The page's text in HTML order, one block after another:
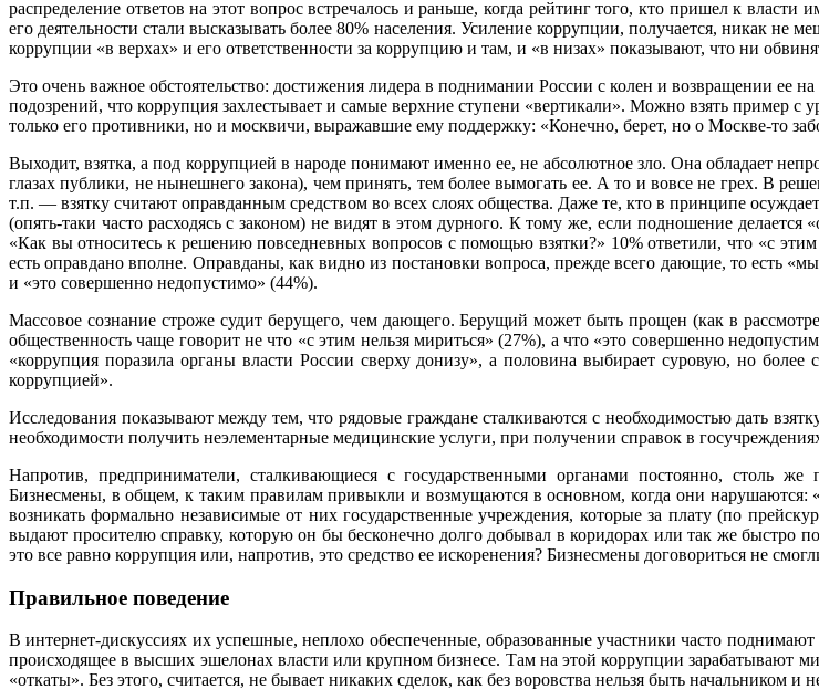
распределение ответов на этот вопрос встречалось и раньше, когда рейтинг того, кто пришел к
его деятельности стали высказывать более 80% населения. Усиление коррупции, получается, никак не
коррупции «в верхах» и его ответственности за коррупцию и там, и «в низах» показывают, что ни
Это очень важное обстоятельство: достижения лидера в поднимании России с колен и возвращении ее
подозрений, что коррупция захлестывает и самые верхние ступени «вертикали». Можно взять пример
только его противники, но и москвичи, выражавшие ему поддержку: «Конечно, берет, но о Москве-то
Выходит, взятка, а под коррупцией в народе понимают именно ее, не абсолютное зло. Она обладает
глазах публики, не нынешнего закона), чем принять, тем более вымогать ее. А то и вовсе не грех. В
т.п. — взятку считают оправданным средством во всех слоях общества. Даже те, кто в принципе
(опять-таки часто расходясь с законом) не видят в этом дурного. К тому же, если подношение
«Как вы относитесь к решению повседневных вопросов с помощью взятки?» 10% ответили, что «с
есть оправдано вполне. Оправданы, как видно из постановки вопроса, прежде всего дающие, то есть
и «это совершенно недопустимо» (44%).
Массовое сознание строже судит берущего, чем дающего. Берущий может быть прощен (как в
общественность чаще говорит не что «с этим нельзя мириться» (27%), а что «это совершенно
«коррупция поразила органы власти России сверху донизу», а половина выбирает суровую, но
коррупцией».
Исследования показывают между тем, что рядовые граждане сталкиваются с необходимостью дать
необходимости получить неэлементарные медицинские услуги, при получении справок в
Напротив, предприниматели, сталкивающиеся с государственными органами постоянно, столь
Бизнесмены, в общем, к таким правилам привыкли и возмущаются в основном, когда они нарушаются:
возникать формально независимые от них государственные учреждения, которые за плату (по
выдают просителю справку, которую он бы бесконечно долго добывал в коридорах или так же быстро
это все равно коррупция или, напротив, это средство ее искоренения? Бизнесмены договориться не
Правильное поведение
В интернет-дискуссиях их успешные, неплохо обеспеченные, образованные участники часто
происходящее в высших эшелонах власти или крупном бизнесе. Там на этой коррупции зарабатывают
«откаты». Без этого, считается, не бывает никаких сделок, как без воровства нельзя быть начальником и